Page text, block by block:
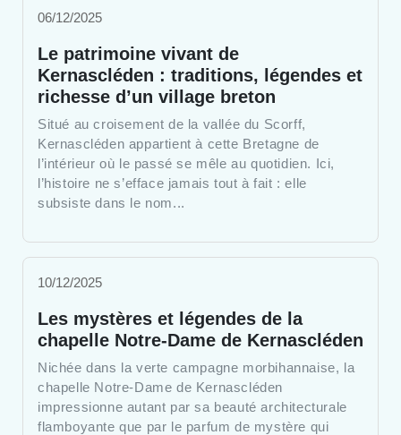
06/12/2025
Le patrimoine vivant de
Kernascléden : traditions, légendes et
richesse d’un village breton
Situé au croisement de la vallée du Scorff,
Kernascléden appartient à cette Bretagne de
l’intérieur où le passé se mêle au quotidien. Ici,
l’histoire ne s’efface jamais tout à fait : elle
subsiste dans le nom...
10/12/2025
Les mystères et légendes de la
chapelle Notre-Dame de Kernascléden
Nichée dans la verte campagne morbihannaise, la
chapelle Notre-Dame de Kernascléden
impressionne autant par sa beauté architecturale
flamboyante que par le parfum de mystère qui